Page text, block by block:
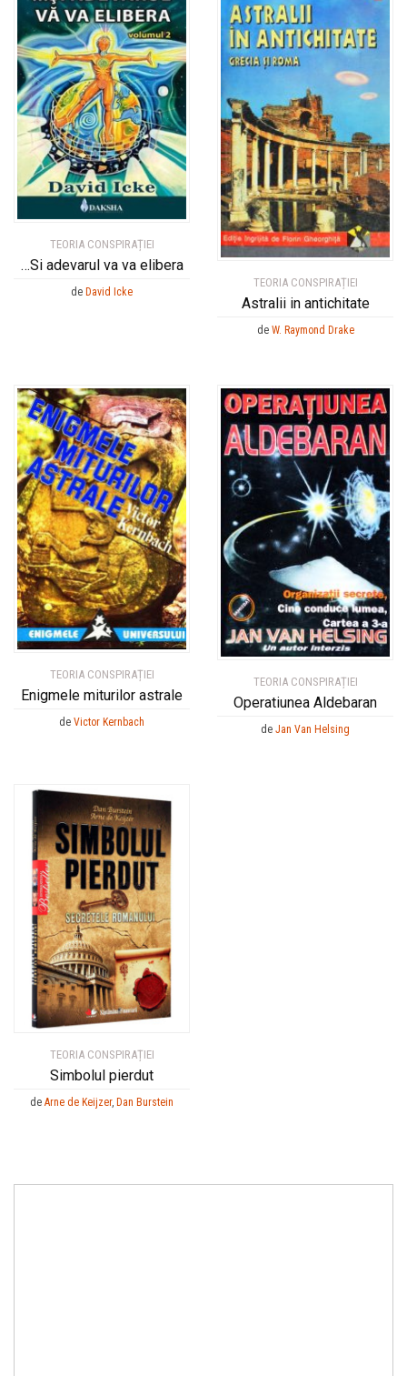
TEORIA CONSPIRAȚIEI
…Si adevarul va va elibera
de David Icke
TEORIA CONSPIRAȚIEI
Astralii in antichitate
de W. Raymond Drake
TEORIA CONSPIRAȚIEI
Enigmele miturilor astrale
de Victor Kernbach
TEORIA CONSPIRAȚIEI
Operatiunea Aldebaran
de Jan Van Helsing
TEORIA CONSPIRAȚIEI
Simbolul pierdut
de Arne de Keijzer, Dan Burstein